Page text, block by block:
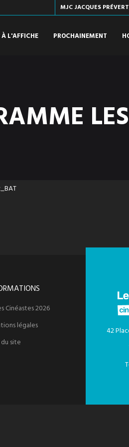
MJC JACQUES PRÉVERT
L'AFFICHE PROCHAINEMENT
Cinéastes 2026
légales
site
42